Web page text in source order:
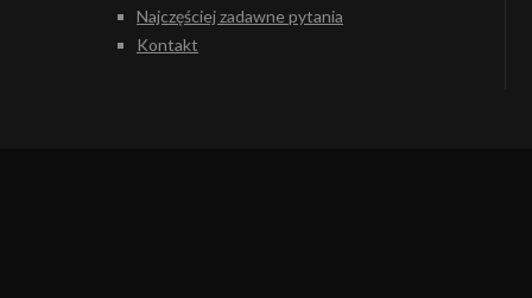
Najczęściej zadawne pytania
Kontakt